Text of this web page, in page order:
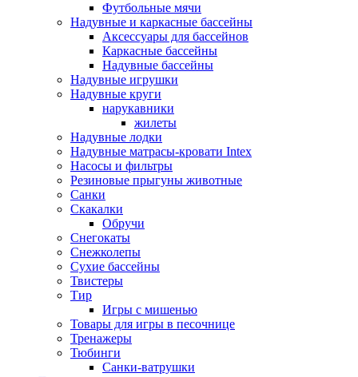
Футбольные мячи
Надувные и каркасные бассейны
Аксессуары для бассейнов
Каркасные бассейны
Надувные бассейны
Надувные игрушки
Надувные круги
нарукавники
жилеты
Надувные лодки
Надувные матрасы-кровати Intex
Насосы и фильтры
Резиновые прыгуны животные
Санки
Скакалки
Обручи
Снегокаты
Снежколепы
Сухие бассейны
Твистеры
Тир
Игры с мишенью
Товары для игры в песочнице
Тренажеры
Тюбинги
Санки-ватрушки